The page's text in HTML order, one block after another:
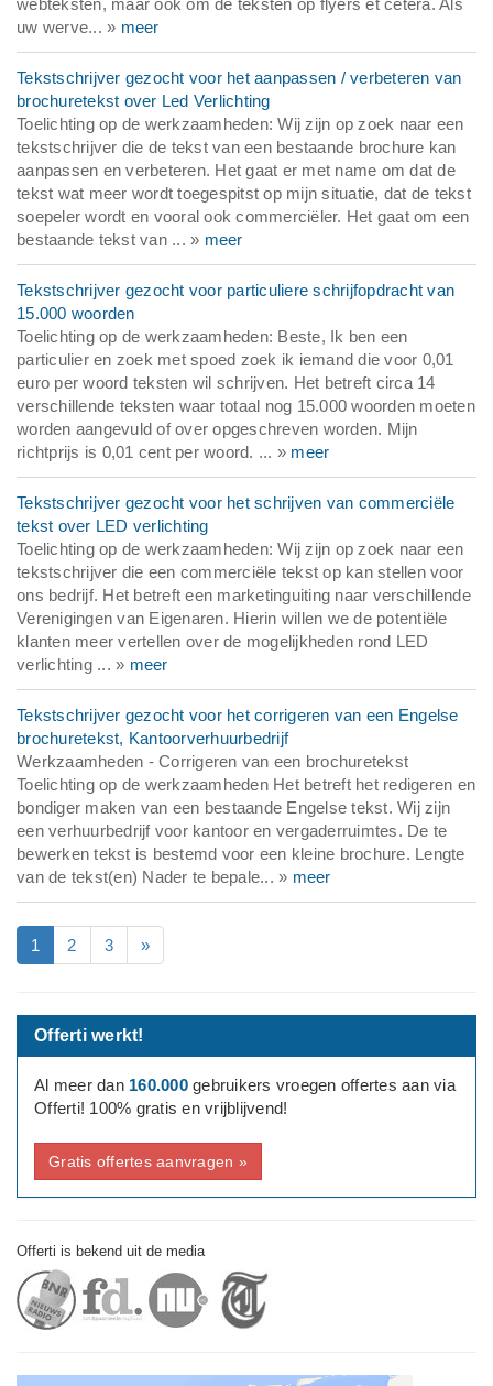
webteksten, maar ook om de teksten op flyers et cetera. Als
uw werve... » meer
Tekstschrijver gezocht voor het aanpassen / verbeteren van
brochuretekst over Led Verlichting
Toelichting op de werkzaamheden: Wij zijn op zoek naar een
tekstschrijver die de tekst van een bestaande brochure kan
aanpassen en verbeteren. Het gaat er met name om dat de
tekst wat meer wordt toegespitst op mijn situatie, dat de tekst
soepeler wordt en vooral ook commerciëler. Het gaat om een
bestaande tekst van ... » meer
Tekstschrijver gezocht voor particuliere schrijfopdracht van
15.000 woorden
Toelichting op de werkzaamheden: Beste, Ik ben een
particulier en zoek met spoed zoek ik iemand die voor 0,01
euro per woord teksten wil schrijven. Het betreft circa 14
verschillende teksten waar totaal nog 15.000 woorden moeten
worden aangevuld of over opgeschreven worden. Mijn
richtprijs is 0,01 cent per woord. ... » meer
Tekstschrijver gezocht voor het schrijven van commerciële
tekst over LED verlichting
Toelichting op de werkzaamheden: Wij zijn op zoek naar een
tekstschrijver die een commerciële tekst op kan stellen voor
ons bedrijf. Het betreft een marketinguiting naar verschillende
Verenigingen van Eigenaren. Hierin willen we de potentiële
klanten meer vertellen over de mogelijkheden rond LED
verlichting ... » meer
Tekstschrijver gezocht voor het corrigeren van een Engelse
brochuretekst, Kantoorverhuurbedrijf
Werkzaamheden - Corrigeren van een brochuretekst
Toelichting op de werkzaamheden Het betreft het redigeren en
bondiger maken van een bestaande Engelse tekst. Wij zijn
een verhuurbedrijf voor kantoor en vergaderruimtes. De te
bewerken tekst is bestemd voor een kleine brochure. Lengte
van de tekst(en) Nader te bepale... » meer
1 2 3 »
Offerti werkt!
Al meer dan 160.000gebruikers vroegen offertes aan via
Offerti! 100% gratis en vrijblijvend!
Gratis offertes aanvragen »
Offerti is bekend uit de media